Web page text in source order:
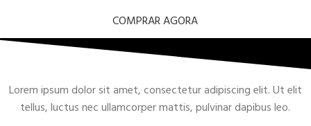
COMPRAR AGORA
Lorem ipsum dolor sit amet, consectetur adipiscing elit. Ut elit
tellus, luctus nec ullamcorper mattis, pulvinar dapibus leo.